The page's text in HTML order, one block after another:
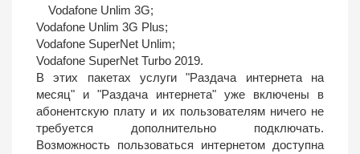
Vodafone Unlim 3G;
Vodafone Unlim 3G Plus;
Vodafone SuperNet Unlim;
Vodafone SuperNet Turbo 2019.
В этих пакетах услуги "Раздача интернета на
месяц" и "Раздача интернета" уже включены в
абонентскую плату и их пользователям ничего не
требуется дополнительно подключать.
Возможность пользоваться интернетом доступна